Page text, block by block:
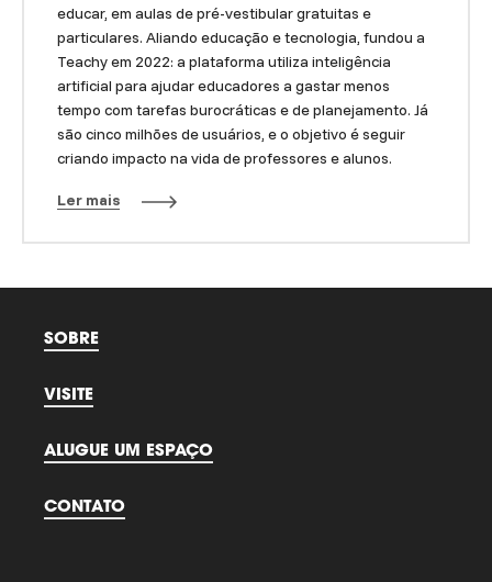
educar, em aulas de pré-vestibular gratuitas e
particulares. Aliando educação e tecnologia, fundou a
Teachy em 2022: a plataforma utiliza inteligência
artificial para ajudar educadores a gastar menos
tempo com tarefas burocráticas e de planejamento. Já
são cinco milhões de usuários, e o objetivo é seguir
criando impacto na vida de professores e alunos.
Ler mais
SOBRE
VISITE
ALUGUE UM ESPAÇO
CONTATO